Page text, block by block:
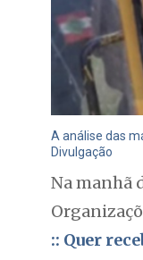
A análise das
Divulgação
Na manhã
:: Quer